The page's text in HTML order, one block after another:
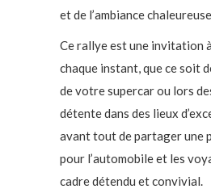
et de l’ambiance
Ce rallye est une invitation
chaque instant, que ce soit
de votre supercar ou lors
détente dans des lieux
avant tout de partager une
pour l’automobile et les
cadre détendu et convivial.